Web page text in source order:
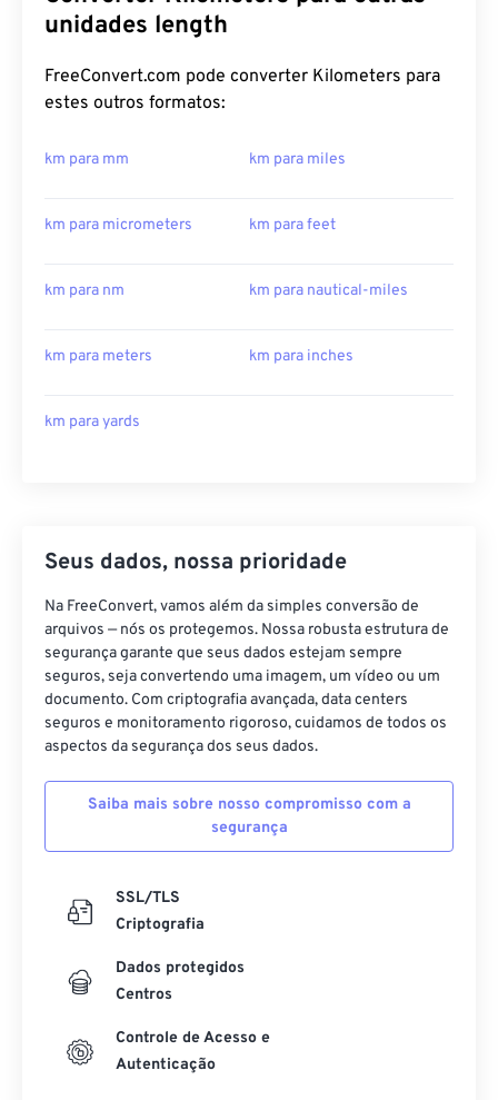
unidades length
FreeConvert.com pode converter Kilometers para
estes outros formatos:
km para mm km para miles
km para micrometers km para feet
km para nm km para nautical-miles
km para meters km para inches
km para yards
Seus dados, nossa prioridade
Na FreeConvert, vamos além da simples conversão de
arquivos — nós os protegemos. Nossa robusta estrutura de
segurança garante que seus dados estejam sempre
seguros, seja convertendo uma imagem, um vídeo ou um
documento. Com criptografia avançada, data centers
seguros e monitoramento rigoroso, cuidamos de todos os
aspectos da segurança dos seus dados.
Saiba mais sobre nosso compromisso com a
segurança
SSL/TLS
Criptografia
Dados protegidos
Centros
Controle de Acesso e
Autenticação